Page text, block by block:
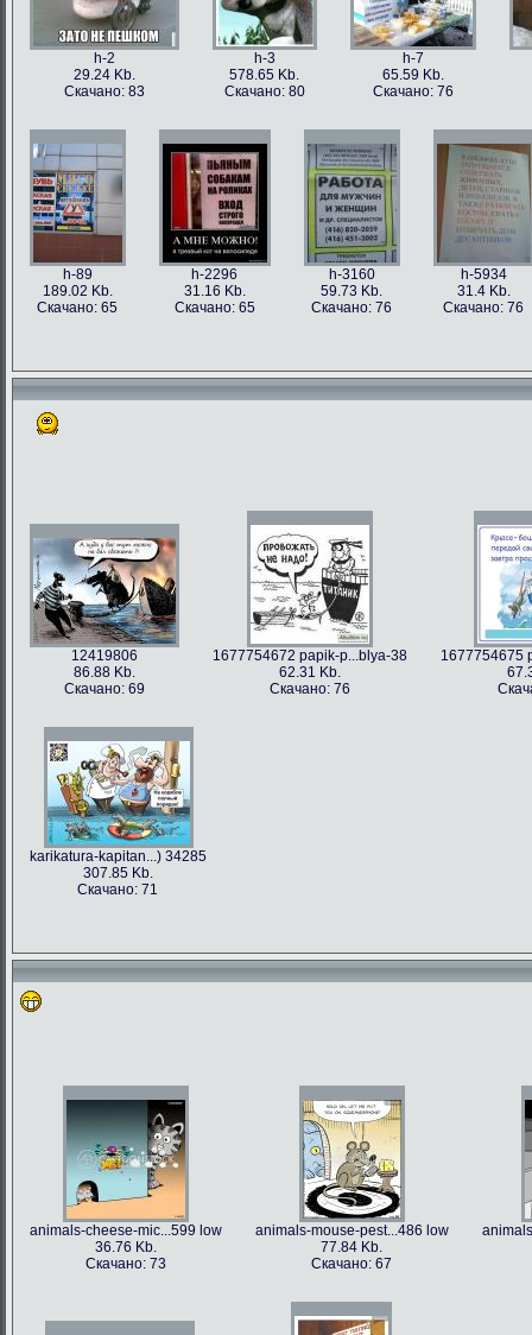
h-2
29.24 Kb.
Скачано: 83
h-3
578.65 Kb.
Скачано: 80
h-7
65.59 Kb.
Скачано: 76
h-89
189.02 Kb.
Скачано: 65
h-2296
31.16 Kb.
Скачано: 65
h-3160
59.73 Kb.
Скачано: 76
h-5934
31.4 Kb.
Скачано: 76
12419806
86.88 Kb.
Скачано: 69
1677754672 papik-p...blya-38
62.31 Kb.
Скачано: 76
1677754675
karikatura-kapitan...) 34285
307.85 Kb.
Скачано: 71
animals-cheese-mic...599 low
36.76 Kb.
Скачано: 73
animals-mouse-pest...486 low
77.84 Kb.
Скачано: 67